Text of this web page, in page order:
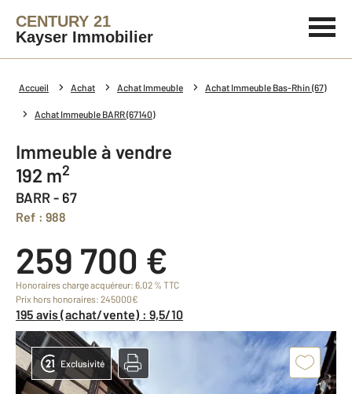
CENTURY 21
Kayser Immobilier
Accueil Achat Achat Immeuble Achat Immeuble Bas-Rhin (67)
Achat Immeuble BARR (67140)
Immeuble à vendre
192 m2
BARR - 67
Ref : 988
259 700 €
Honoraires charge acquéreur: 6,02 % TTC
Prix hors honoraires: 245000€
195 avis (achat/vente) : 9,5/10
Exclusivité